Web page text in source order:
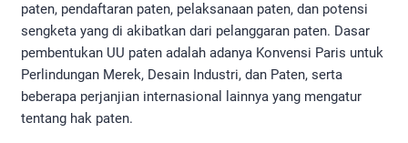
paten, pendaftaran paten, pelaksanaan paten, dan potensi
sengketa yang di akibatkan dari pelanggaran paten. Dasar
pembentukan UU paten adalah adanya Konvensi Paris untuk
Perlindungan Merek, Desain Industri, dan Paten, serta
beberapa perjanjian internasional lainnya yang mengatur
tentang hak paten.